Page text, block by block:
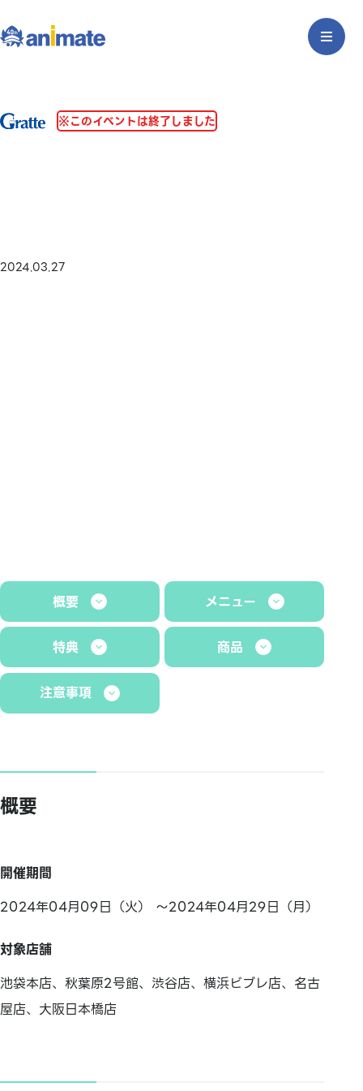
※このイベントは終了しました
2024.03.27
概要 メニュー
特典 商品
注意事項
概要
開催期間
2024年04月09日（火） ～2024年04月29日（月）
対象店舗
池袋本店、秋葉原2号館、渋谷店、横浜ビブレ店、名古
屋店、大阪日本橋店